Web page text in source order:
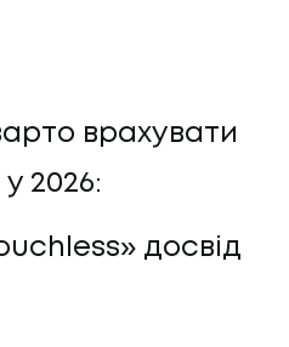
врахувати
2026:
досвід